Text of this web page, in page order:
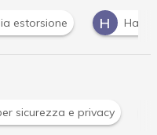
Hacker kaspersky
R Ransomware